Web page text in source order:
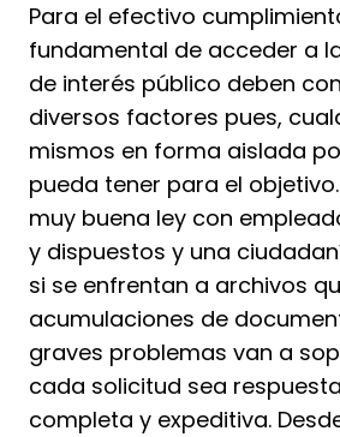
Para el efectivo
fundamental de acceder a
de interés público deben
diversos factores pues,
mismos en forma aislada
pueda tener para el
muy buena ley con
y dispuestos y una
si se enfrentan a archivos
acumulaciones de
graves problemas van a
cada solicitud sea
completa y expeditiva.